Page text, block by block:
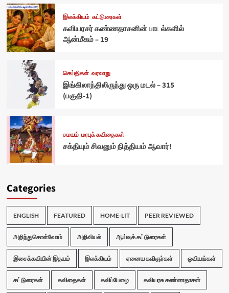
இலக்கியம் கட்டுரைகள்
கவியரசர் கண்ணதாசனின் பாடல்களில்
ஆன்மீகம் – 19
செய்திகள் வரலாறு
இங்கிலாந்திலிருந்து ஒரு மடல் – 315
(பகுதி-1)
சமயம் மரபுக் கவிதைகள்
சக்தியும் சிவனும் நித்தியம் ஆவார்!
Categories
ENGLISH FEATURED HOME-LIT PEER REVIEWED
அறிந்துகொள்வோம் அறிவியல் ஆய்வுக் கட்டுரைகள்
இசைக்கவியின் இதயம் இலக்கியம் ஏனைய கவிஞர்கள் ஓவியங்கள்
கட்டுரைகள் கவிதைகள் கவிப்பேழை கவியரசு கண்ணதாசன்